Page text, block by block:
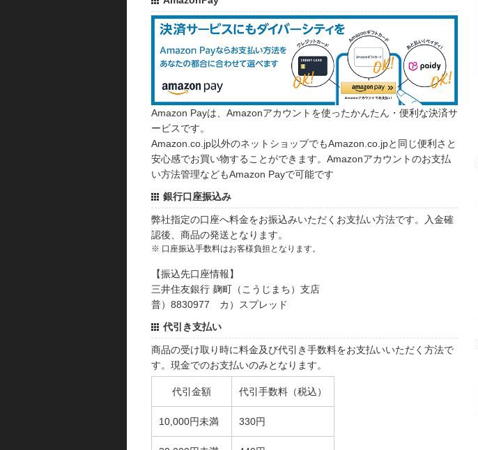
Amazon Payは、Amazonアカウントを使ったかんたん・便利な決済サ
ービスです。
Amazon.co.jp以外のネットショップでもAmazon.co.jpと同じ便利さと
安心感でお買い物することができます。Amazonアカウントのお支払
い方法管理などもAmazon Payで可能です
銀行口座振込み
弊社指定の口座へ料金をお振込みいただくお支払い方法です。入金確
認後、商品の発送となります。
※ 口座振込手数料はお客様負担となります。
【振込先口座情報】
三井住友銀行 麹町（こうじまち）支店
普）8830977 カ）スプレッド
代引き支払い
商品の受け取り時に料金及び代引き手数料をお支払いいただく方法で
す。現金でのお支払いのみとなります。
代引金額 代引手数料（税込）
10,000円未満 330円